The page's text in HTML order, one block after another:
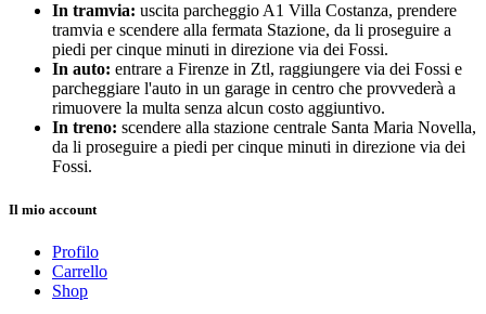
In tramvia: uscita parcheggio A1 Villa Costanza, prendere
tramvia e scendere alla fermata Stazione, da li proseguire a
piedi per cinque minuti in direzione via dei Fossi.
In auto: entrare a Firenze in Ztl, raggiungere via dei Fossi e
parcheggiare l'auto in un garage in centro che provvederà a
rimuovere la multa senza alcun costo aggiuntivo.
In treno: scendere alla stazione centrale Santa Maria Novella,
da li proseguire a piedi per cinque minuti in direzione via dei
Fossi.
Il mio account
Profilo
Carrello
Shop